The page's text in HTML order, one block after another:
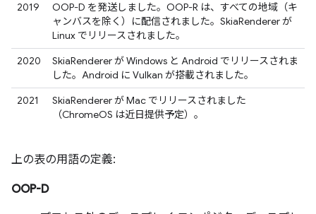
2019
OOP-D を発送しました。OOP-R は、すべての地域（キ
ャンバスを除く）に配信されました。SkiaRenderer が
Linux でリリースされました。
2020
SkiaRenderer が Windows と Android でリリースされま
した。Android に Vulkan が搭載されました。
2021
SkiaRenderer が Mac でリリースされました
（ChromeOS は近日提供予定）。
上の表の用語の定義:
OOP-D